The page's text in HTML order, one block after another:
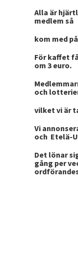
Alla är
medlem så
kom med
För kaffet
om 3 euro.
och
vilket vi är
Vi
och Etelä-
Det lönar
gång per